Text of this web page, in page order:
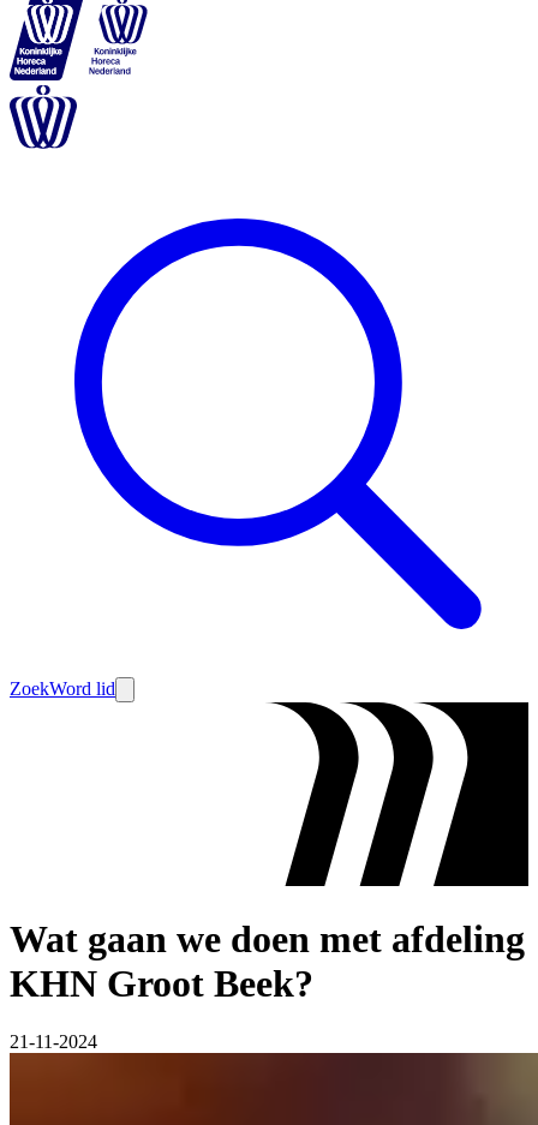
ZoekWord lid
Wat gaan we doen met afdeling
KHN Groot Beek?
21-11-2024